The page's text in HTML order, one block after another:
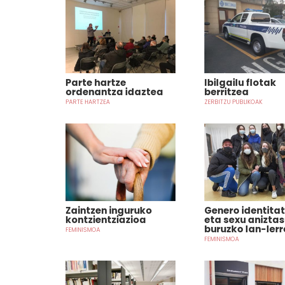
Parte hartze
ordenantza idaztea
PARTE HARTZEA
Ibilgailu flotak
berritzea
ZERBITZU PUBLIKOAK
Zaintzen inguruko
kontzientziazioa
FEMINISMOA
Genero
eta sexu
buruzko lan-
FEMINISMOA